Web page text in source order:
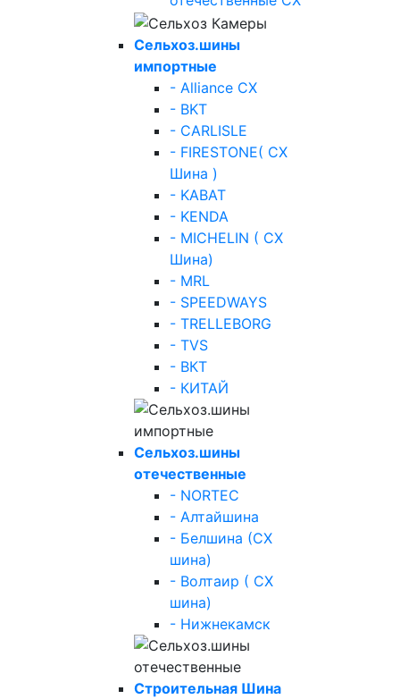
Сельхоз.шины
импортные
- Alliance СХ
- BKT
- CARLISLE
- FIRESTONE( СХ
Шина )
- KABAT
- KENDA
- MICHELIN ( СХ
Шина)
- MRL
- SPEEDWAYS
- TRELLEBORG
- TVS
- ВКТ
- КИТАЙ
Сельхоз.шины
отечественные
- NORTEC
- Алтайшина
- Белшина (СХ
шина)
- Волтаир ( СХ
шина)
- Нижнекамск
Строительная Шина